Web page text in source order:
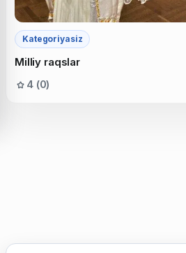
Kategoriyasiz
Milliy raqslar
4 (0)